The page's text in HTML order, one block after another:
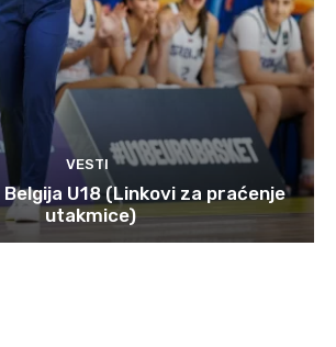
VESTI
Belgija U18 (Linkovi za praćenje
utakmice)